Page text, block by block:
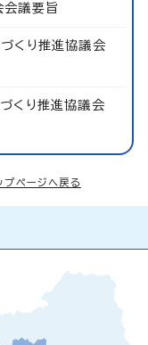
会議要旨
くり推進協議会
くり推進協議会
プページへ戻る